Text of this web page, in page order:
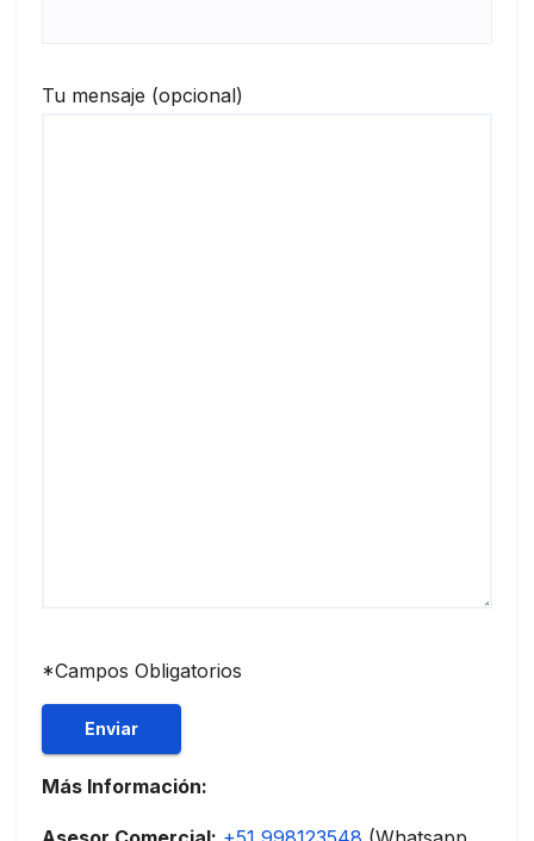
Tu mensaje (opcional)
*Campos Obligatorios
Más Información: